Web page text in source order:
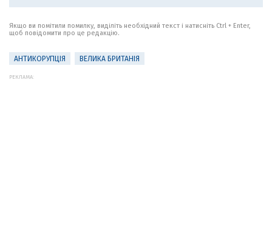
Якщо ви помітили помилку, виділіть необхідний текст і натисніть Ctrl + Enter,
щоб повідомити про це редакцію.
АНТИКОРУПЦІЯ ВЕЛИКА БРИТАНІЯ
РЕКЛАМА: